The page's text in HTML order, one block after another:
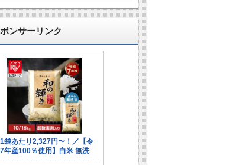
ンサーリンク